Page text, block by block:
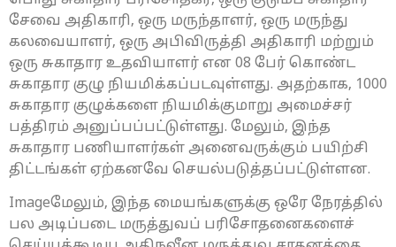
சேவை அதிகாரி, ஒரு மருந்தாளர், ஒரு மருந்து
கலவையாளர், ஒரு அபிவிருத்தி அதிகாரி மற்றும்
ஒரு சுகாதார உதவியாளர் என 08 பேர் கொண்ட
சுகாதார குழு நியமிக்கப்படவுள்ளது. அதற்காக, 1000
சுகாதார குழுக்களை நியமிக்குமாறு அமைச்சர்
பத்திரம் அனுப்பப்பட்டுள்ளது. மேலும், இந்த
சுகாதார பணியாளர்கள் அனைவருக்கும் பயிற்சி
திட்டங்கள் ஏற்கனவே செயல்படுத்தப்பட்டுள்ளன.
Imageமேலும், இந்த மையங்களுக்கு ஒரே நேரத்தில்
பல அடிப்படை மருத்துவப் பரிசோதனைகளைச்